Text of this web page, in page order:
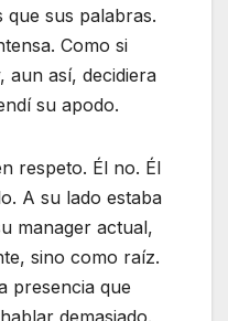
que sus palabras.
Como si
aun así, decidiera
su apodo.
respeto. Él no. Él
A su lado estaba
manager actual,
sino como raíz.
presencia que
demasiado.